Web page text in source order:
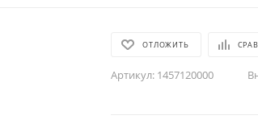
ОТЛОЖИТЬ
Артикул: 1457120000